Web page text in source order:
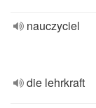
nauczyciel
die lehrkraft